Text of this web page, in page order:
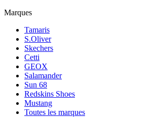
Marques
Tamaris
S.Oliver
Skechers
Cetti
GEOX
Salamander
Sun 68
Redskins Shoes
Mustang
Toutes les marques